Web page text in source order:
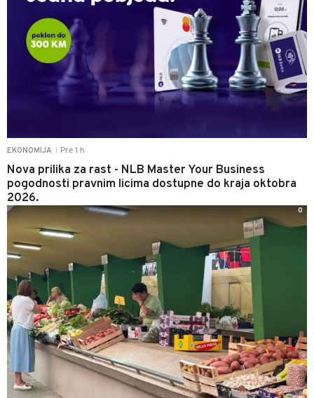
EKONOMIJA Pre 1 h
Nova prilika za rast - NLB Master Your Business
pogodnosti pravnim licima dostupne do kraja oktobra
2026.
0